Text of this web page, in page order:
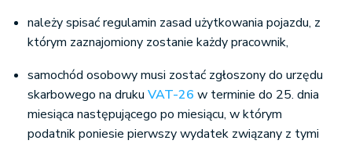
należy spisać regulamin zasad użytkowania pojazdu, z
którym zaznajomiony zostanie każdy pracownik,
samochód osobowy musi zostać zgłoszony do urzędu
skarbowego na druku VAT-26 w terminie do 25. dnia
miesiąca następującego po miesiącu, w którym
podatnik poniesie pierwszy wydatek związany z tymi